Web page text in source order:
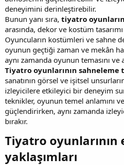
deneyimini derinleştirebilir.
Bunun yanı sıra, tiyatro
arasında, dekor ve kostüm
Oyuncuların kostümleri ve sahne
oyunun geçtiği zaman ve mekân
aynı zamanda oyunun temasını ve
Tiyatro oyunlarının
sanatının görsel ve işitsel
izleyicilere etkileyici bir deneyim
teknikler, oyunun temel anlamını
güçlendirirken, aynı zamanda
bırakır.
Tiyatro oyunlarının
yaklaşımları​